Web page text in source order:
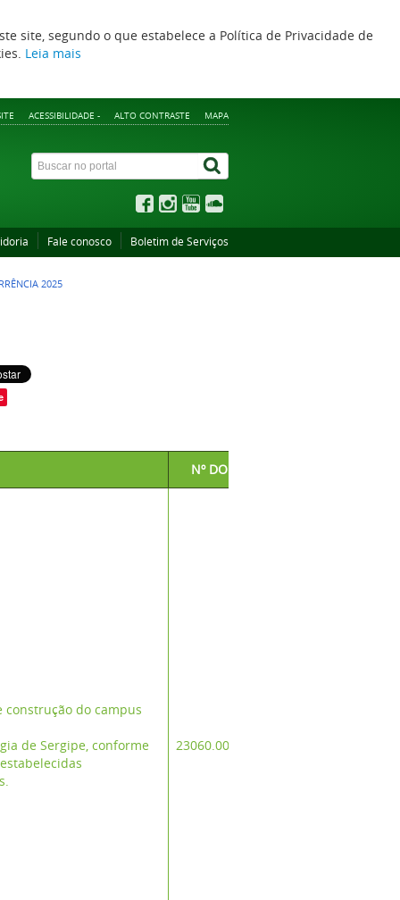
site, segundo o que estabelece a Política de Privacidade de
Leia mais
ACESSIBILIDADE - ALTO CONTRASTE MAPA
Fale conosco Boletim de Serviços
2025
Nº DO PROCESSO
construção do campus
de Sergipe, conforme
23060.001740/2024-30